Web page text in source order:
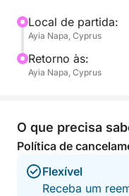
Local de partida:
Ayia Napa, Cyprus
Retorno às:
Ayia Napa, Cyprus
O que precisa
Política de
Flexível
Receba um